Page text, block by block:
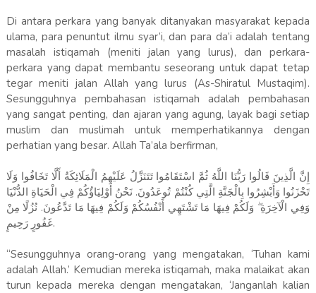
Di antara perkara yang banyak ditanyakan masyarakat kepada
ulama, para penuntut ilmu syar’i, dan para da’i adalah tentang
masalah istiqamah (meniti jalan yang lurus), dan perkara-
perkara yang dapat membantu seseorang untuk dapat tetap
tegar meniti jalan Allah yang lurus (As-Shiratul Mustaqim).
Sesungguhnya pembahasan istiqamah adalah pembahasan
yang sangat penting, dan ajaran yang agung, layak bagi setiap
muslim dan muslimah untuk memperhatikannya dengan
perhatian yang besar. Allah Ta’ala berfirman,
إِنَّ الَّذِينَ قَالُوا رَبُّنَا اللَّهُ ثُمَّ اسْتَقَامُوا تَتَنَزَّلُ عَلَيْهِمُ الْمَلَائِكَةُ أَلَّا تَخَافُوا وَلَا
تَحْزَنُوا وَأَبْشِرُوا بِالْجَنَّةِ الَّتِي كُنْتُمْ تُوعَدُونَ. نَحْنُ أَوْلِيَاؤُكُمْ فِي الْحَيَاةِ الدُّنْيَا
وَفِي الْآخِرَةِ ۖ وَلَكُمْ فِيهَا مَا تَشْتَهِي أَنْفُسُكُمْ وَلَكُمْ فِيهَا مَا تَدَّعُونَ. نُزُلًا مِنْ
غَفُورٍ رَحِيمٍ.
“Sesungguhnya orang-orang yang mengatakan, ‘Tuhan kami
adalah Allah.’ Kemudian mereka istiqamah, maka malaikat akan
turun kepada mereka dengan mengatakan, ‘Janganlah kalian